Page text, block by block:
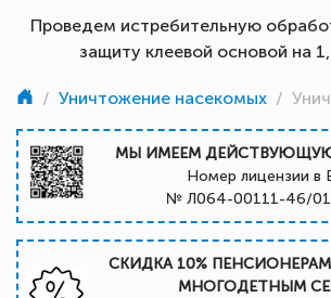
Проведем истребительную
защиту клеевой основой на
/ Уничтожение насекомых /
МЫ ИМЕЕМ
Номер лицензии в
№ Л064-00111-46/
СКИДКА 10%
МНОГОДЕТНЫМ